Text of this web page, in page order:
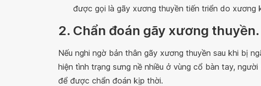
được gọi là gãy xương thuyền tiến triển do xương
2. Chẩn đoán gãy xương thuyền.
Nếu nghi ngờ bản thân gãy xương thuyền sau khi bị
hiện tình trạng sưng nề nhiều ở vùng cổ bàn tay,
để được chẩn đoán kịp thời.